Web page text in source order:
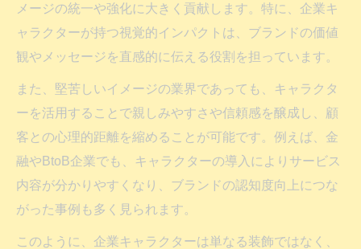
説
BtoB企業キャラクター事例と効果の比較
企業キャラクターランキングから見る活用
術
企業キャラクター認知度アップの戦略設計
メージの統一や強化に大きく貢献します。特に、企業キ
ャラクターが持つ視覚的インパクトは、ブランドの価値
観やメッセージを直感的に伝える役割を担っています。
また、堅苦しいイメージの業界であっても、キャラクタ
ーを活用することで親しみやすさや信頼感を醸成し、顧
客との心理的距離を縮めることが可能です。例えば、金
融やBtoB企業でも、キャラクターの導入によりサービス
内容が分かりやすくなり、ブランドの認知度向上につな
がった事例も多く見られます。
このように、企業キャラクターは単なる装飾ではなく、